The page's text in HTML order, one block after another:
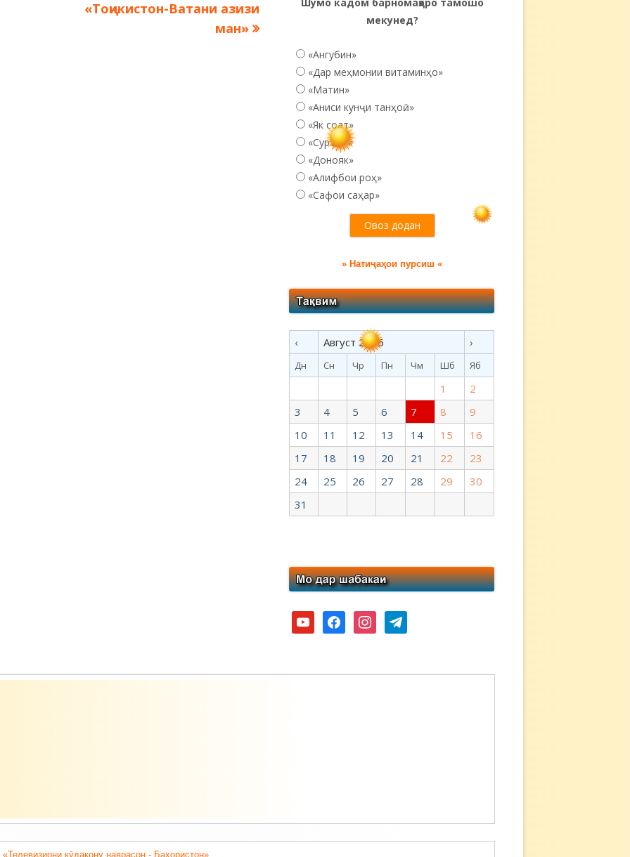
запись:
«Тоҷикистон-Ватани азизи
ман»
мекунед?
«Ангубин»
«Дар меҳмонии витаминҳо»
«Матин»
«Аниси кунҷи танҳоӣ...»
«Як соат»
«Суръат»
«Донояк»
«Алифбои роҳ»
«Сафои саҳар»
» Натиҷаҳои пурсиш «
‹ Август 2026 ›
Дн Сн Чр Пн Чм Шб Яб
1
2
3
4 5 6 7 8
9
10
11 12 13 14 15
16
17
18 19 20 21 22
23
24
25 26 27 28 29
30
31
youtubefacebookinstagramtelegram
кӯдакону наврасон - Баҳористон».